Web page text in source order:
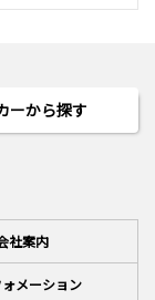
ーから探す
社案内
メーション